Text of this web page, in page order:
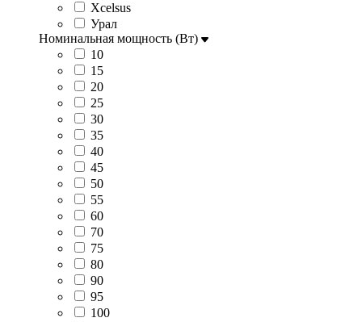
Xcelsus
Урал
Номинальная мощность (Вт)
10
15
20
25
30
35
40
45
50
55
60
70
75
80
90
95
100